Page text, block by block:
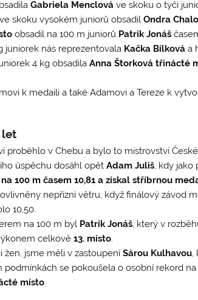
Gabriela Menclová ve skoku o tyči
ve skoku vysokém juniorů obsadilOndra
obsadil na 100 m juniorů Patrik Jonáš
juniorek nás reprezentovala Kačka Bílková a
4 kg obsadilaAnna Štorková třinácté
k medaili a také Adamovi a Tereze k
let
proběhlo v Chebu a bylo to mistrovství
úspěchu dosáhl opětAdam Juliš , kdy
100 m časem 10,81 a získal stříbrnou
nepřízní větru, když finálový závod
10,50.
na 100 m byl Patrik Jonáš , který v
celkově13. místo
žen, jsme měli v zastoupeníSárou Kulhavou
podmínkách se pokoušela o osobní rekord
místo